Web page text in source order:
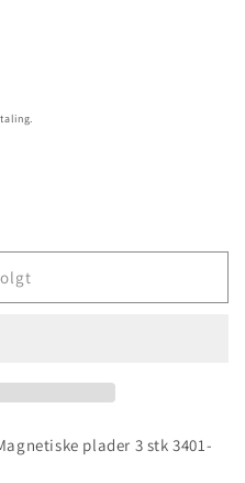
plader 3 stk 3401-